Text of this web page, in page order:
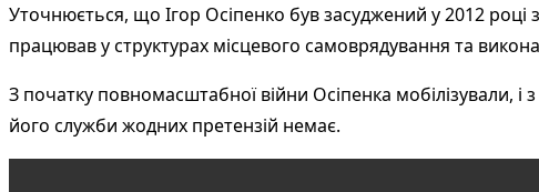
Уточнюється, що Ігор Осіпенко був засуджений у 2012 році
працював у структурах місцевого самоврядування та
З початку повномасштабної війни Осіпенка мобілізували,
його служби жодних претензій немає.